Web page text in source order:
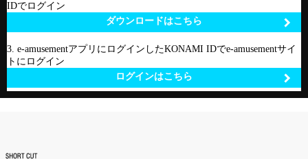
IDでログイン
ダウンロードはこちら
3. e-amusementアプリにログインしたKONAMI IDでe-amusementサイ
トにログイン
ログインはこちら